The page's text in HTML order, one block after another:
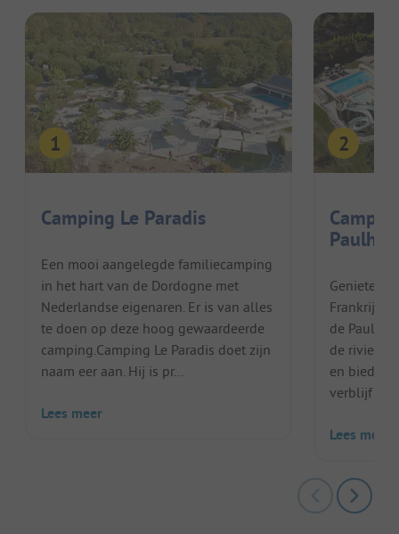
Camping Le Paradis
Een mooi aangelegde familiecamping
in het hart van de Dordogne met
Nederlandse eigenaren. Er is van alles
te doen op deze hoog gewaardeerde
camping.Camping Le Paradis doet zijn
naam eer aan. Hij is pr...
Lees meer
Genieten
Frankrijk
de
de rivieren
en biedt
verblijf
Lees meer